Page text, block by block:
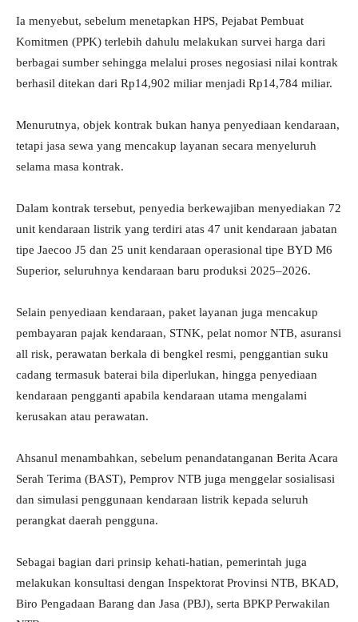
Ia menyebut, sebelum menetapkan HPS, Pejabat Pembuat
Komitmen (PPK) terlebih dahulu melakukan survei harga dari
berbagai sumber sehingga melalui proses negosiasi nilai kontrak
berhasil ditekan dari Rp14,902 miliar menjadi Rp14,784 miliar.
Menurutnya, objek kontrak bukan hanya penyediaan kendaraan,
tetapi jasa sewa yang mencakup layanan secara menyeluruh
selama masa kontrak.
Dalam kontrak tersebut, penyedia berkewajiban menyediakan 72
unit kendaraan listrik yang terdiri atas 47 unit kendaraan jabatan
tipe Jaecoo J5 dan 25 unit kendaraan operasional tipe BYD M6
Superior, seluruhnya kendaraan baru produksi 2025–2026.
Selain penyediaan kendaraan, paket layanan juga mencakup
pembayaran pajak kendaraan, STNK, pelat nomor NTB, asuransi
all risk, perawatan berkala di bengkel resmi, penggantian suku
cadang termasuk baterai bila diperlukan, hingga penyediaan
kendaraan pengganti apabila kendaraan utama mengalami
kerusakan atau perawatan.
Ahsanul menambahkan, sebelum penandatanganan Berita Acara
Serah Terima (BAST), Pemprov NTB juga menggelar sosialisasi
dan simulasi penggunaan kendaraan listrik kepada seluruh
perangkat daerah pengguna.
Sebagai bagian dari prinsip kehati-hatian, pemerintah juga
melakukan konsultasi dengan Inspektorat Provinsi NTB, BKAD,
Biro Pengadaan Barang dan Jasa (PBJ), serta BPKP Perwakilan